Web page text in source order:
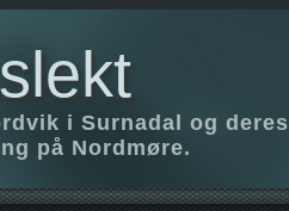
i Surnadal og deres
på Nordmøre.